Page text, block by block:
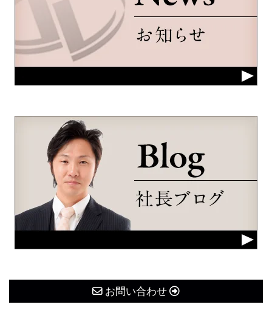
お問い合わせ